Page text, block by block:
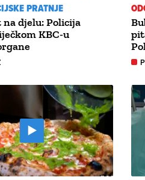
PRATNJE
djelu: Policija
KBC-u